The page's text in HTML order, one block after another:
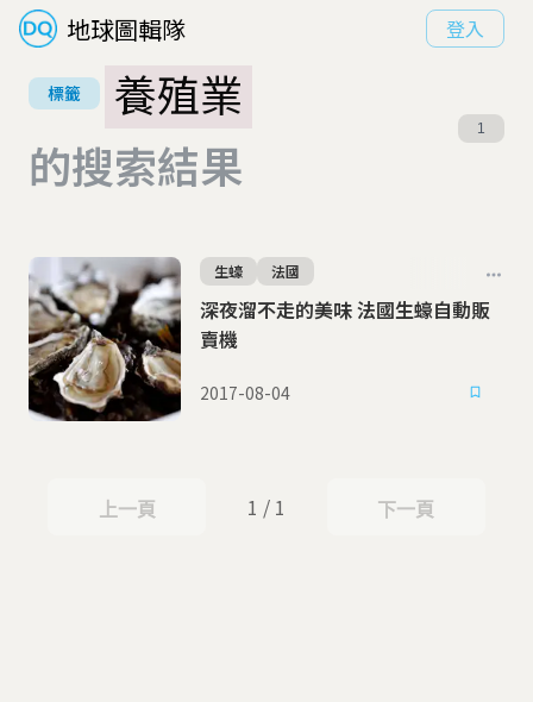
地球圖輯隊 登入
標籤
養殖業
的搜索結果
1
深夜溜不走的美味 法國生蠔自動販
賣機
生蠔 法國
2017-08-04
上一頁
上一頁 1 / 1 下一頁
下一頁